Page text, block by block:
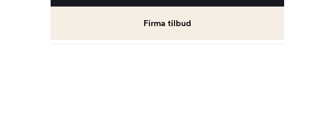
Firma tilbud